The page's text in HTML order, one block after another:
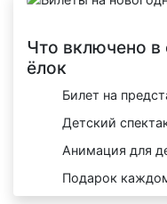
Что включено в
ёлок
Билет на
Детский
Анимация для
Подарок